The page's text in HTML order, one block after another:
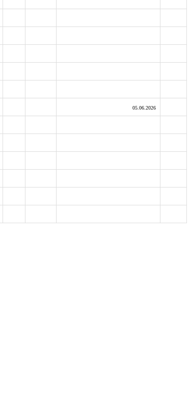
05.06.2026